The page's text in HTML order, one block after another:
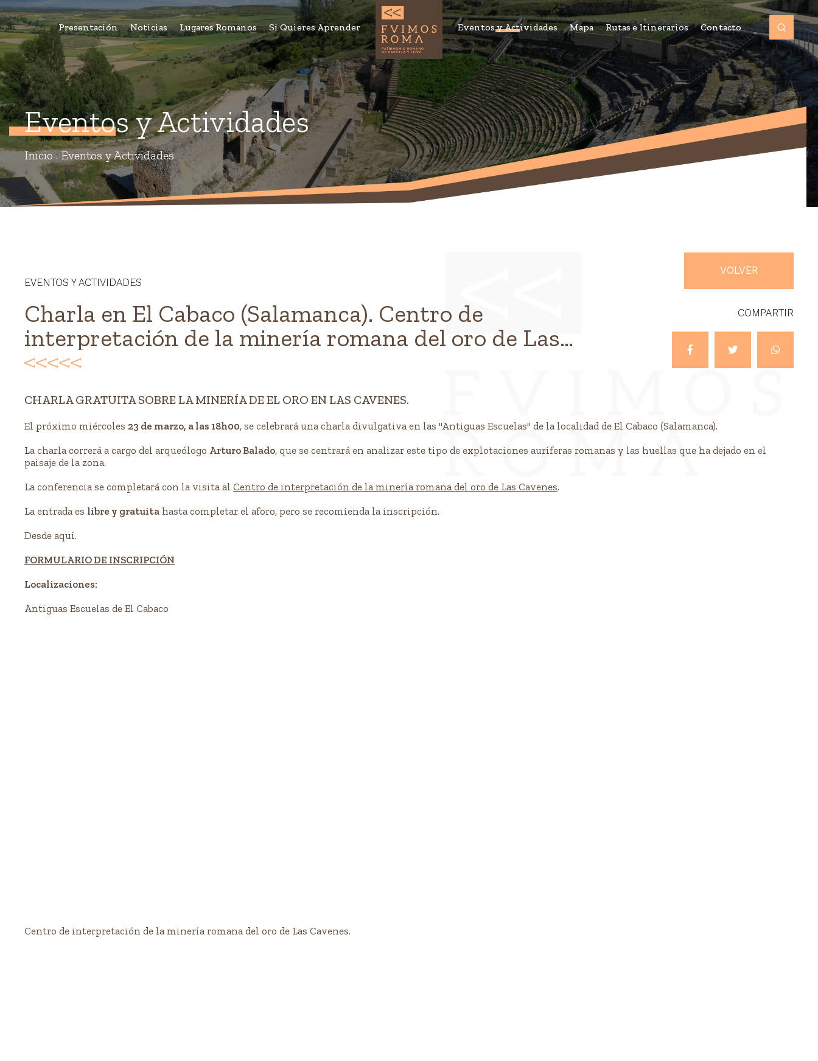
Presentación Noticias Lugares Romanos Si Quieres Aprender Eventos y Actividades Mapa Rutas e Itinerarios Contacto
Eventos y Actividades
Inicio . Eventos y Actividades
EVENTOS Y ACTIVIDADES
Charla en El Cabaco (Salamanca). Centro de
interpretación de la minería romana del oro de Las
Cavenes. Miércoles 23 marzo. 18h00. GRATUITA
VOLVER
COMPARTIR
CHARLA GRATUITA SOBRE LA MINERÍA DE EL ORO EN LAS CAVENES.
El próximo miércoles 23 de marzo, a las 18h00, se celebrará una charla divulgativa en las "Antiguas Escuelas" de la localidad de El Cabaco (Salamanca).
La charla correrá a cargo del arqueólogo Arturo Balado, que se centrará en analizar este tipo de explotaciones auríferas romanas y las huellas que ha dejado en el
paisaje de la zona.
La conferencia se completará con la visita al Centro de interpretación de la minería romana del oro de Las Cavenes.
La entrada es libre y gratuita hasta completar el aforo, pero se recomienda la inscripción.
Desde aquí.
FORMULARIO DE INSCRIPCIÓN
Localizaciones:
Antiguas Escuelas de El Cabaco
Centro de interpretación de la minería romana del oro de Las Cavenes.